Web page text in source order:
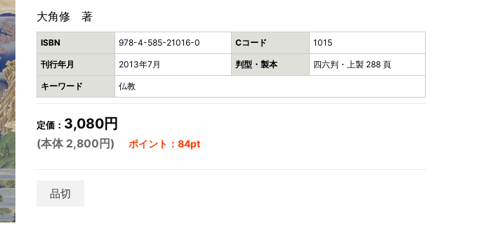
大角修 著
ISBN 978-4-585-21016-0 Cコード 1015
刊行年月 2013年7月 判型・製本 四六判・上製 288 頁
キーワード 仏教
定価： 3,080円
(本体 2,800円) ポイント：84pt
品切